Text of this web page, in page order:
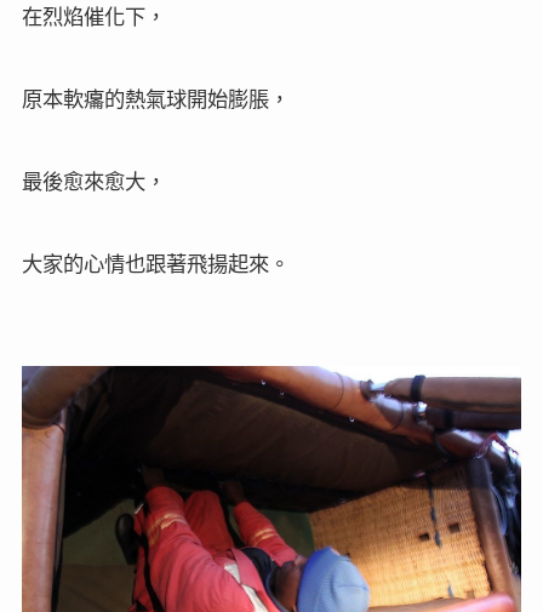
在烈焰催化下，
原本軟癟的熱氣球開始膨脹，
最後愈來愈大，
大家的心情也跟著飛揚起來。